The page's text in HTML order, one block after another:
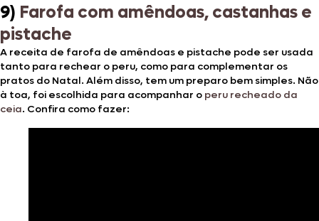
9) Farofa com amêndoas, castanhas e
pistache
A receita de farofa de amêndoas e pistache pode ser usada
tanto para rechear o peru, como para complementar os
pratos do Natal. Além disso, tem um preparo bem simples. Não
à toa, foi escolhida para acompanhar o peru recheado da
ceia. Confira como fazer: